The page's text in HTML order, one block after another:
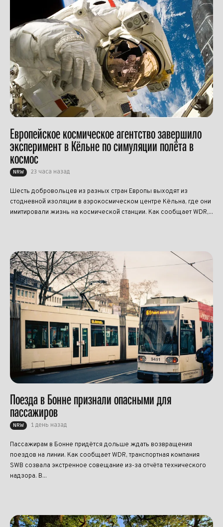
Европейское космическое агентство завершило
эксперимент в Кёльне по симуляции полёта в
космос
NRW 23 часа назад
Шесть добровольцев из разных стран Европы выходят из
стодневной изоляции в аэрокосмическом центре Кёльна, где они
имитировали жизнь на космической станции. Как сообщает WDR,...
Поезда в Бонне признали опасными для
пассажиров
NRW 1 день назад
Пассажирам в Бонне придётся дольше ждать возвращения
поездов на линии. Как сообщает WDR, транспортная компания
SWB созвала экстренное совещание из-за отчёта технического
надзора. В...